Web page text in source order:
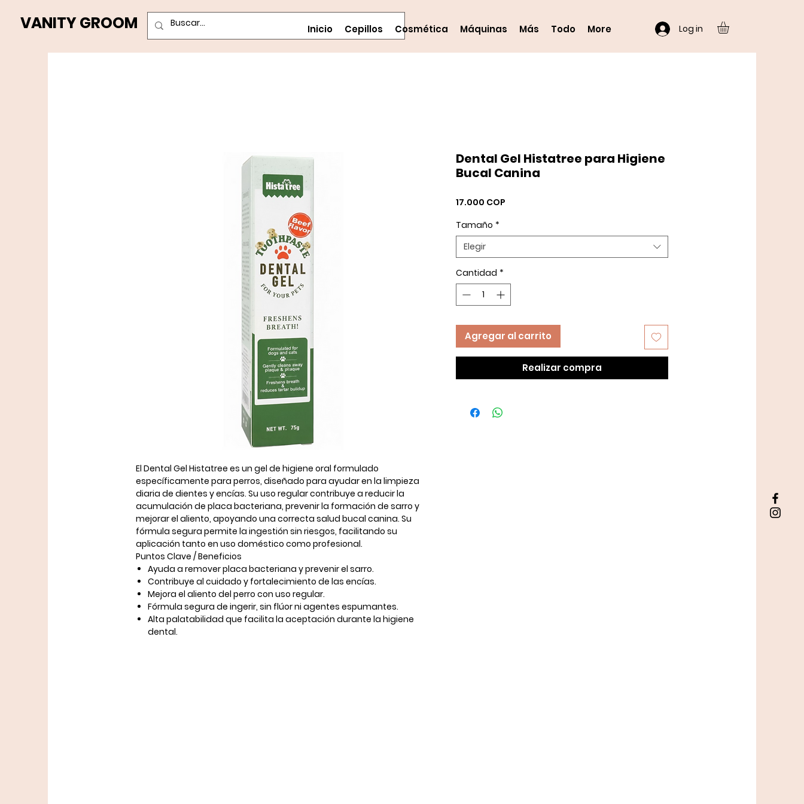
VANITY GROOM Inicio Cepillos Cosmética Máquinas Más Todo More Log in
El Dental Gel Histatree es un gel de higiene oral formulado
específicamente para perros, diseñado para ayudar en la limpieza
diaria de dientes y encías. Su uso regular contribuye a reducir la
acumulación de placa bacteriana, prevenir la formación de sarro y
mejorar el aliento, apoyando una correcta salud bucal canina. Su
fórmula segura permite la ingestión sin riesgos, facilitando su
aplicación tanto en uso doméstico como profesional.
Puntos Clave / Beneficios
Ayuda a remover placa bacteriana y prevenir el sarro.
Contribuye al cuidado y fortalecimiento de las encías.
Mejora el aliento del perro con uso regular.
Fórmula segura de ingerir, sin flúor ni agentes espumantes.
Alta palatabilidad que facilita la aceptación durante la higiene
dental.
Dental Gel Histatree para Higiene
Bucal Canina
17.000 COP
Tamaño *
Elegir
Cantidad *
Agregar al carrito
Realizar compra